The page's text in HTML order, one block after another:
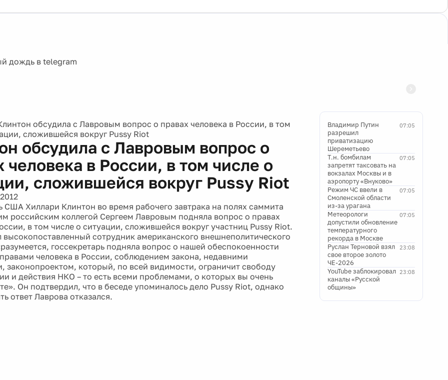
обсудила с Лавровым вопрос о правах человека в России, в том
сложившейся вокруг Pussy Riot
обсудила с Лавровым вопрос о
человека в России, в том числе о
сложившейся вокруг Pussy Riot
США Хиллари Клинтон во время рабочего завтрака на полях саммита
российским коллегой Сергеем Лавровым подняла вопрос о правах
в том числе о ситуации, сложившейся вокруг участниц Pussy Riot.
высокопоставленный сотрудник американского внешнеполитического
госсекретарь подняла вопрос о нашей обеспокоенности
человека в России, соблюдением закона, недавними
законопроектом, который, по всей видимости, ограничит свободу
и действия НКО – то есть всеми проблемами, о которых вы очень
Он подтвердил, что в беседе упоминалось дело Pussy Riot, однако
ответ Лаврова отказался.
07:05
Владимир Путин
разрешил
приватизацию
Шереметьево
07:05
Т.н. бомбилам
запретят таксовать на
вокзалах Москвы и в
аэропорту «Внуково»
07:05
Режим ЧС ввели в
Смоленской области
из-за урагана
07:05
Метеорологи
допустили обновление
температурного
рекорда в Москве
23:08
Руслан Терновой взял
свое второе золото
ЧЕ-2026
23:08
YouTube заблокировал
каналы «Русской
общины»